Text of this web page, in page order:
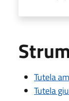
Tutela
Tutela